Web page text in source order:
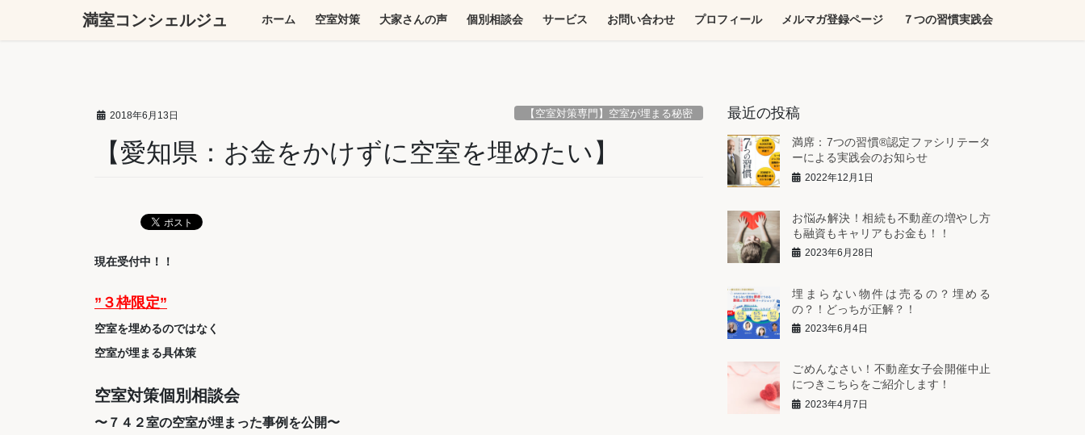
満室コンシェルジュ ホーム 空室対策 大家さんの声 個別相談会 サービス お問い合わせ プロフィール メルマガ登録ページ ７つの習慣実践会
2018年6月13日 【空室対策専門】空室が埋まる秘密
【愛知県：お金をかけずに空室を埋めたい】
現在受付中！！
”３枠限定”
空室を埋めるのではなく
空室が埋まる具体策
空室対策個別相談会
〜７４２室の空室が埋まった事例を公開〜
最近の投稿
満席：7つの習慣®︎認定ファシリテータ
ーによる実践会のお知らせ
2022年12月1日
お悩み解決！相続も不動産の増やし方
も融資もキャリアもお金も！！
2023年6月28日
埋まらない物件は売るの？埋める
の？！どっちが正解？！
2023年6月4日
ごめんなさい！不動産女子会開催中止
につきこちらをご紹介します！
2023年4月7日